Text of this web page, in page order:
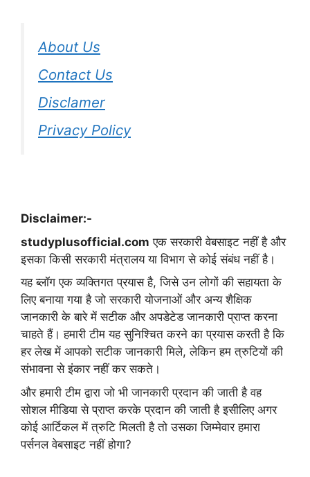
About Us
Contact Us
Disclamer
Privacy Policy
Disclaimer:-
studyplusofficial.com एक सरकारी वेबसाइट नहीं है और
इसका किसी सरकारी मंत्रालय या विभाग से कोई संबंध नहीं है।
यह ब्लॉग एक व्यक्तिगत प्रयास है, जिसे उन लोगों की सहायता के
लिए बनाया गया है जो सरकारी योजनाओं और अन्य शैक्षिक
जानकारी के बारे में सटीक और अपडेटेड जानकारी प्राप्त करना
चाहते हैं। हमारी टीम यह सुनिश्चित करने का प्रयास करती है कि
हर लेख में आपको सटीक जानकारी मिले, लेकिन हम त्रुटियों की
संभावना से इंकार नहीं कर सकते।
और हमारी टीम द्वारा जो भी जानकारी प्रदान की जाती है वह
सोशल मीडिया से प्राप्त करके प्रदान की जाती है इसीलिए अगर
कोई आर्टिकल में त्रुटि मिलती है तो उसका जिम्मेवार हमारा
पर्सनल वेबसाइट नहीं होगा?